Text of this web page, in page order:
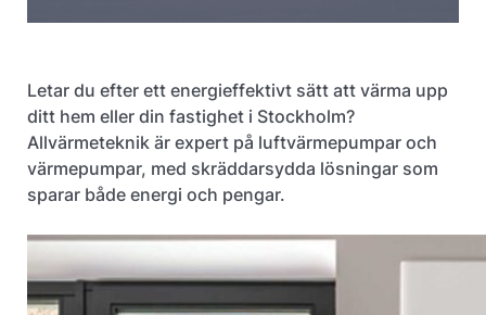
Letar du efter ett energieffektivt sätt att värma upp
ditt hem eller din fastighet i Stockholm?
Allvärmeteknik är expert på luftvärmepumpar och
värmepumpar, med skräddarsydda lösningar som
sparar både energi och pengar.​